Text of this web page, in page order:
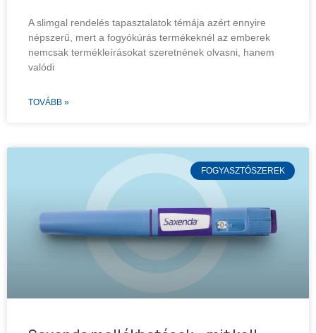
A slimgal rendelés tapasztalatok témája azért ennyire
népszerű, mert a fogyókúrás termékeknél az emberek
nemcsak termékleírásokat szeretnének olvasni, hanem
valódi
TOVÁBB »
FOGYASZTÓSZEREK